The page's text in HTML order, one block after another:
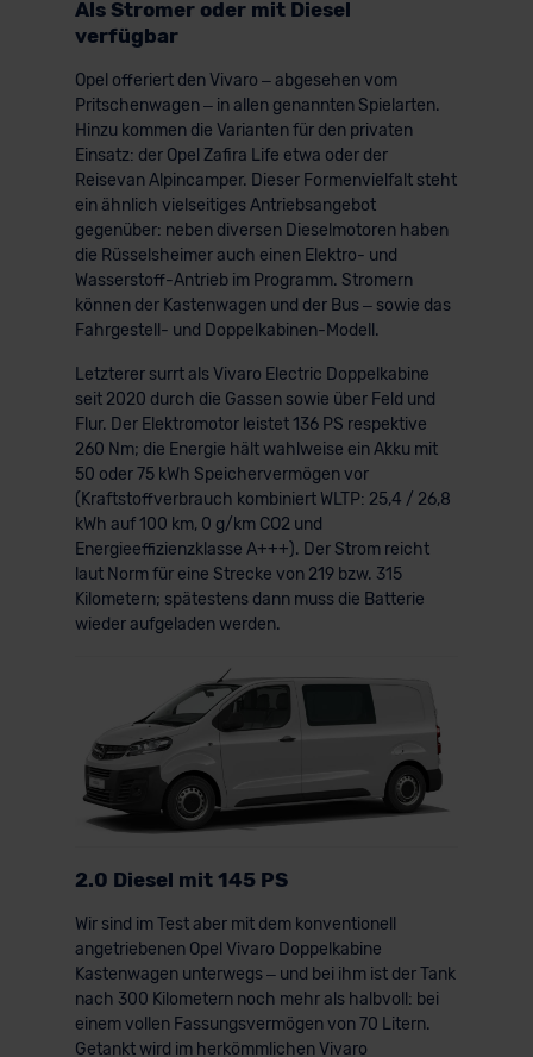
Als Stromer oder mit Diesel
verfügbar
Opel offeriert den Vivaro – abgesehen vom
Pritschenwagen – in allen genannten Spielarten.
Hinzu kommen die Varianten für den privaten
Einsatz: der Opel Zafira Life etwa oder der
Reisevan Alpincamper. Dieser Formenvielfalt steht
ein ähnlich vielseitiges Antriebsangebot
gegenüber: neben diversen Dieselmotoren haben
die Rüsselsheimer auch einen Elektro- und
Wasserstoff-Antrieb im Programm. Stromern
können der Kastenwagen und der Bus – sowie das
Fahrgestell- und Doppelkabinen-Modell.
Letzterer surrt als Vivaro Electric Doppelkabine
seit 2020 durch die Gassen sowie über Feld und
Flur. Der Elektromotor leistet 136 PS respektive
260 Nm; die Energie hält wahlweise ein Akku mit
50 oder 75 kWh Speichervermögen vor
(Kraftstoffverbrauch kombiniert WLTP: 25,4 / 26,8
kWh auf 100 km, 0 g/km CO2 und
Energieeffizienzklasse A+++). Der Strom reicht
laut Norm für eine Strecke von 219 bzw. 315
Kilometern; spätestens dann muss die Batterie
wieder aufgeladen werden.
2.0 Diesel mit 145 PS
Wir sind im Test aber mit dem konventionell
angetriebenen Opel Vivaro Doppelkabine
Kastenwagen unterwegs – und bei ihm ist der Tank
nach 300 Kilometern noch mehr als halbvoll: bei
einem vollen Fassungsvermögen von 70 Litern.
Getankt wird im herkömmlichen Vivaro